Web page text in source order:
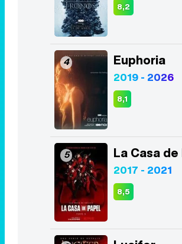
8,2
4 Euphoria
2019 - 2026
8,1
5 La Casa
2017 - 2021
8,5